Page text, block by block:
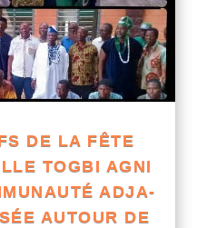
DE LA FÊTE
TOGBI AGNI
ADJA-
AUTOUR DE